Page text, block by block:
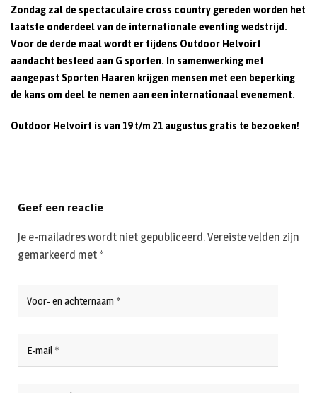
Zondag zal de spectaculaire cross country gereden worden het
laatste onderdeel van de internationale eventing wedstrijd.
Voor de derde maal wordt er tijdens Outdoor Helvoirt
aandacht besteed aan G sporten. In samenwerking met
aangepast Sporten Haaren krijgen mensen met een beperking
de kans om deel te nemen aan een internationaal evenement.
Outdoor Helvoirt is van 19 t/m 21 augustus gratis te bezoeken!
Geef een reactie
Je e-mailadres wordt niet gepubliceerd.Vereiste velden zijn
gemarkeerd met *